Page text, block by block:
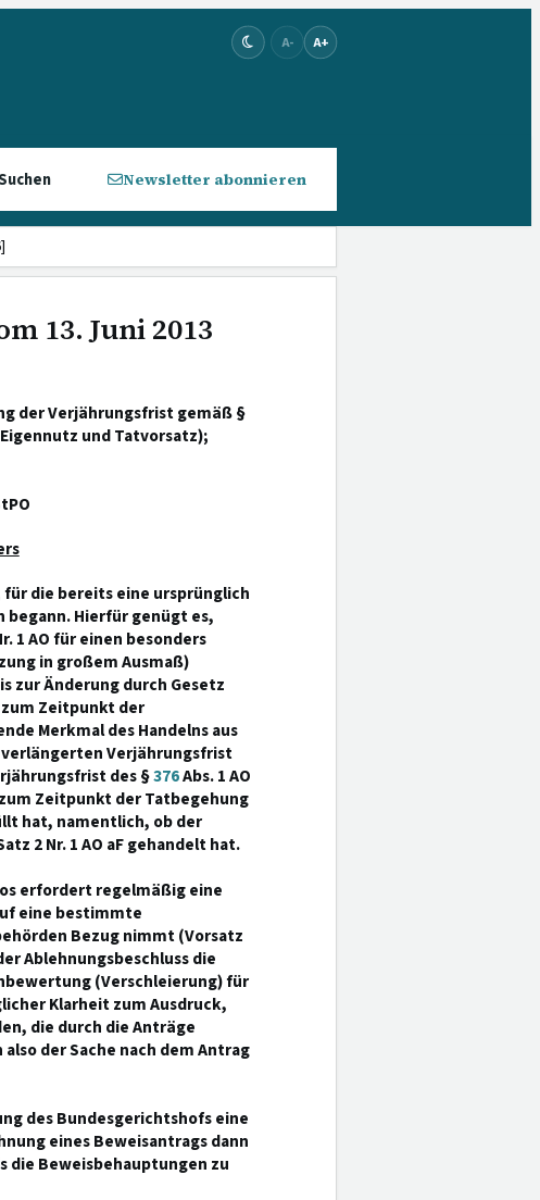
A- A+
Newsletter abonnieren
13. Juni 2013
der Verjährungsfrist gemäß §
und Tatvorsatz);
die bereits eine ursprünglich
Hierfür genügt es,
1 AO für einen besonders
in großem Ausmaß)
zur Änderung durch Gesetz
Zeitpunkt der
Merkmal des Handelns aus
Verjährungsfrist
des §376Abs. 1 AO
Zeitpunkt der Tatbegehung
hat, namentlich, ob der
2 Nr. 1 AO aF gehandelt hat.
erfordert regelmäßig eine
eine bestimmte
Bezug nimmt (Vorsatz
Ablehnungsbeschluss die
(Verschleierung) für
Klarheit zum Ausdruck,
die durch die Anträge
der Sache nach dem Antrag
des Bundesgerichtshofs eine
eines Beweisantrags dann
die Beweisbehauptungen zu